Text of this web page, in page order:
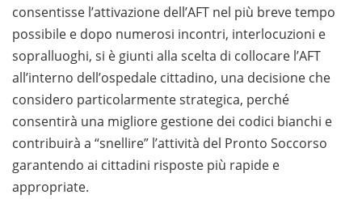
consentisse l’attivazione dell’AFT nel più breve tempo
possibile e dopo numerosi incontri, interlocuzioni e
sopralluoghi, si è giunti alla scelta di collocare l’AFT
all’interno dell’ospedale cittadino, una decisione che
considero particolarmente strategica, perché
consentirà una migliore gestione dei codici bianchi e
contribuirà a “snellire” l’attività del Pronto Soccorso
garantendo ai cittadini risposte più rapide e
appropriate.